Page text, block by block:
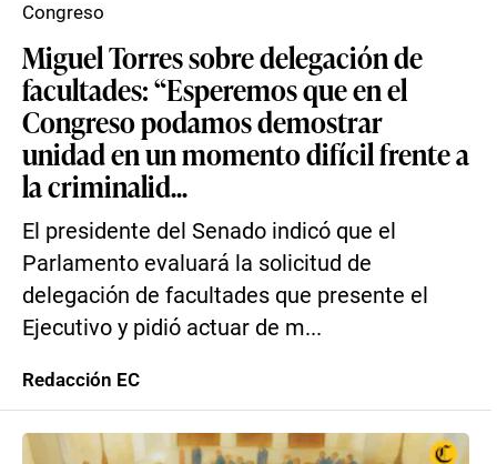
Miguel Torres sobre delegación de
facultades: “Esperemos que en el
Congreso podamos demostrar
unidad en un momento difícil frente a
la criminalid...
El presidente del Senado indicó que el
Parlamento evaluará la solicitud de
delegación de facultades que presente el
Ejecutivo y pidió actuar de m...
Congreso
Redacción EC